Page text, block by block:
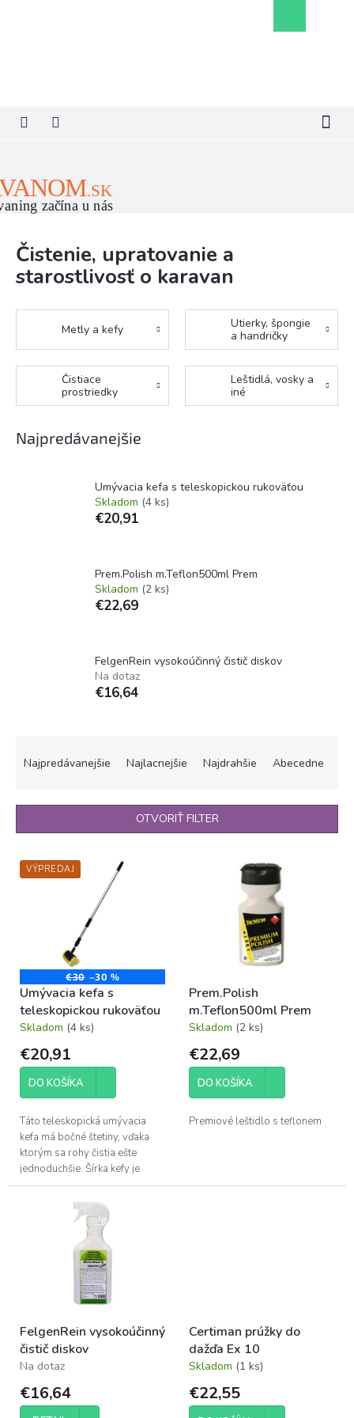
košík
Čistenie, upratovanie a
starostlivosť o karavan
Metly a kefy
Utierky, špongie
a handričky
Čistiace
prostriedky
Leštidlá, vosky a
iné
Najpredávanejšie
Umývacia kefa s teleskopickou rukoväťou
Skladom (4 ks)
€20,91
Prem.Polish m.Teflon500ml Prem
Skladom (2 ks)
€22,69
FelgenRein vysokoúčinný čistič diskov
Na dotaz
€16,64
i
p
r
t
o
v
Najpredávanejšie Najlacnejšie Najdrahšie Abecedne
OTVORIŤ FILTER
V
ý
d
u
k
t
o
VÝPREDAJ
€30 –30 %
Umývacia kefa s
teleskopickou rukoväťou
Skladom (4 ks)
€20,91
DO KOŠÍKA
Táto teleskopická umývacia
kefa má bočné štetiny, vďaka
ktorým sa rohy čistia ešte
jednoduchšie. Šírka kefy je
približne 26 cm. Hliníková tyč je
plynule nastaviteľná od 120
Prem.Polish
m.Teflon500ml Prem
Skladom (2 ks)
€22,69
DO KOŠÍKA
Premiové leštidlo s teflonem
FelgenRein vysokoúčinný
čistič diskov
Na dotaz
€16,64
Certiman prúžky do
dažďa Ex 10
Skladom (1 ks)
€22,55